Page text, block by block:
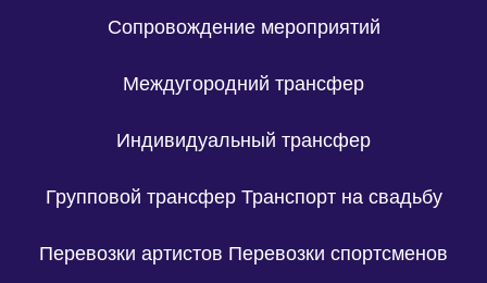
Сопровождение мероприятий
Междугородний трансфер
Индивидуальный трансфер
Групповой трансфер Транспорт на свадьбу
Перевозки артистов Перевозки спортсменов